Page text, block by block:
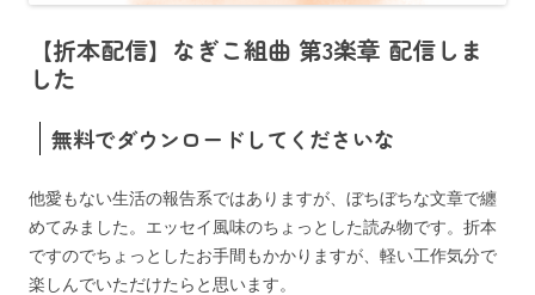
【折本配信】なぎこ組曲 第3楽章 配信しま
した
無料でダウンロードしてくださいな
他愛もない生活の報告系ではありますが、ぼちぼちな文章で纏
めてみました。エッセイ風味のちょっとした読み物です。折本
ですのでちょっとしたお手間もかかりますが、軽い工作気分で
楽しんでいただけたらと思います。